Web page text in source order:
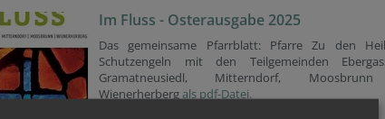
Im Fluss - Osterausgabe 2025
Das gemeinsame Pfarrblatt: Pfarre Zu den
Schutzengeln mit den Teilgemeinden
Gramatneusiedl, Mitterndorf,
Wienerherbergals pdf-Datei.